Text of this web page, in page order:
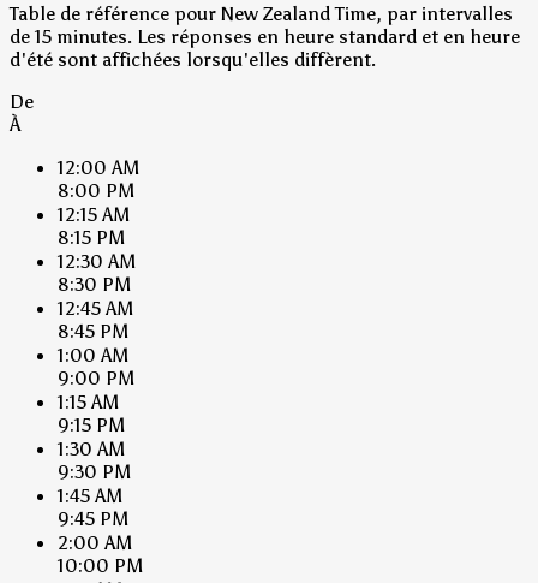
Table de référence pour New Zealand Time, par intervalles
de 15 minutes. Les réponses en heure standard et en heure
d'été sont affichées lorsqu'elles diffèrent.
De
À
12:00 AM
8:00 PM
12:15 AM
8:15 PM
12:30 AM
8:30 PM
12:45 AM
8:45 PM
1:00 AM
9:00 PM
1:15 AM
9:15 PM
1:30 AM
9:30 PM
1:45 AM
9:45 PM
2:00 AM
10:00 PM